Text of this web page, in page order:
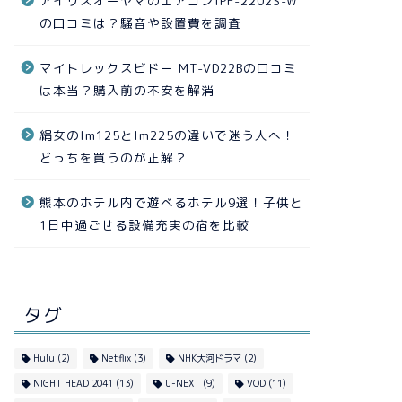
の口コミは？騒音や設置費を調査
マイトレックスビドー MT-VD22Bの口コミ
は本当？購入前の不安を解消
絹女のlm125とlm225の違いで迷う人へ！
どっちを買うのが正解？
熊本のホテル内で遊べるホテル9選！子供と
1日中過ごせる設備充実の宿を比較
タグ
Hulu (2) Netflix(3) NHK大河ドラマ(2)
NIGHT HEAD 2041 (13) U-NEXT (9) VOD(11)